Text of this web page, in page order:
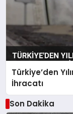
Türkiye’den
İhracatı
Son Dakika